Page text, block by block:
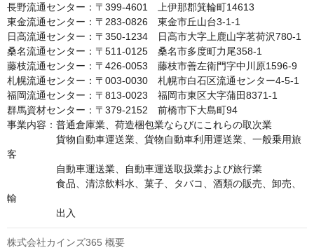
長野流通センター：〒399-4601　上伊那郡箕輪町14613
東金流通センター：〒283-0826　東金市丘山台3-1-1
日高流通センター：〒350-1234　日高市大字上鹿山字茗荷沢780-1
桑名流通センター：〒511-0125　桑名市多度町力尾358-1
藤枝流通センター：〒426-0053　藤枝市善左衛門字中川原1596-9
札幌流通センター：〒003-0030　札幌市白石区流通センター4-5-1
福岡流通センター：〒813-0023　福岡市東区大字蒲田8371-1
群馬資材センター：〒379-2152　前橋市下大島町94
事業内容：普通倉庫業、荷造梱包業ならびにこれらの取次業
貨物自動車運送業、貨物自動車利用運送業、一般乗用旅
客
自動車運送業、自動車運送取扱業および旅行業
食品、清涼飲料水、菓子、タバコ、酒類の販売、卸売、
輸
出入
株式会社カインズ365 概要